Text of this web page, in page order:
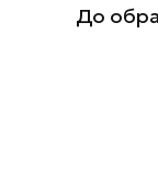
До